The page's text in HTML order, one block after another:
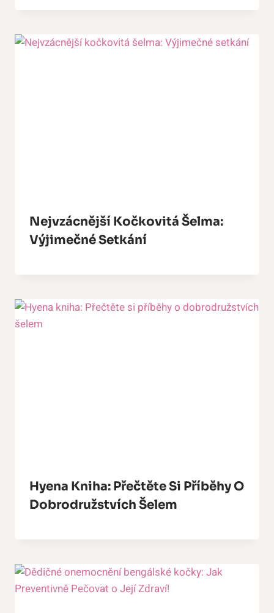
Nejvzácnější Kočkovitá Šelma:
Výjimečné Setkání
Hyena Kniha: Přečtěte Si Příběhy O
Dobrodružstvích Šelem